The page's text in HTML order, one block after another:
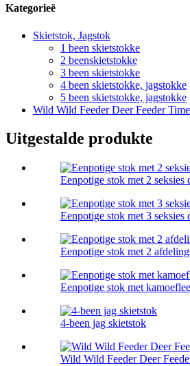
Kategorieë
Skietstok, Jagstok
1 been skietstokke
2 beenskietstokke
3 been skietstokke
4 been skietstokke, jagstokke
5 been skietstokke, jagstokke
Wild Wild Feeder Deer Feeder
Uitgestalde produkte
Eenpotige stok met 2 seksies
Eenpotige stok met 3 seksies
Eenpotige stok met 2
Eenpotige stok met
4-been jag skietstok
Wild Wild Feeder Deer